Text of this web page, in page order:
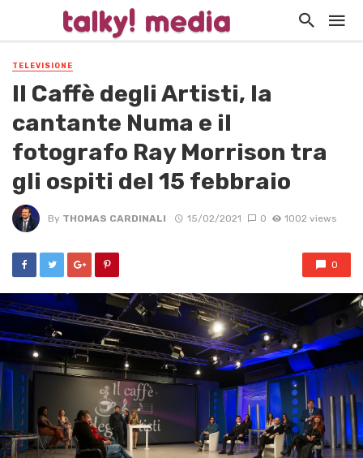
TELEVISIONE
Il Caffè degli Artisti, la
cantante Numa e il
fotografo Ray Morrison tra
gli ospiti del 15 febbraio
By THOMAS CARDINALI 15/02/2021 0 1002 views
0